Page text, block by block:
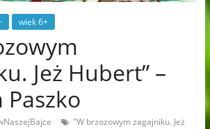
wiek 6+
Jeż Hubert” –
Paszko
"W brzozowym zagajniku. Jeż